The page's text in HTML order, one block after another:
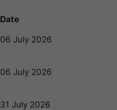
Date
06 July 2026
06 July 2026
31 July 2026